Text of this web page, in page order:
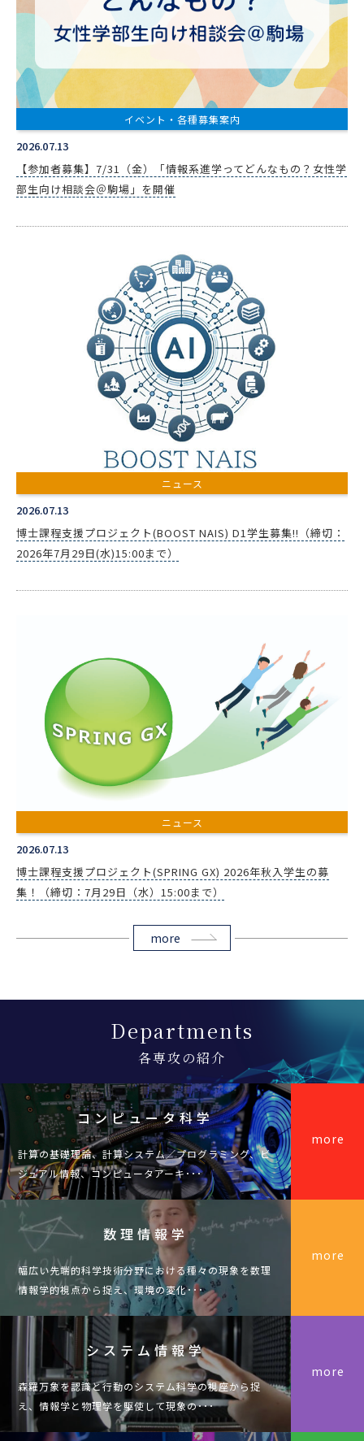
イベント・各種募集案内
2026.07.13
【参加者募集】7/31（金）「情報系進学ってどんなもの？女性学
部生向け相談会＠駒場」を開催
ニュース
2026.07.13
博士課程支援プロジェクト(BOOST NAIS) D1学生募集!!（締切：
2026年7月29日(水)15:00まで）
ニュース
2026.07.13
博士課程支援プロジェクト(SPRING GX) 2026年秋入学生の募
集！（締切：7月29日（水）15:00まで）
more
Departments
各専攻の紹介
コンピュータ科学
計算の基礎理論、計算システム／プログラミング、ビ
ジュアル情報、コンピュータアーキ･･･
more
数理情報学
幅広い先端的科学技術分野における種々の現象を数理
情報学的視点から捉え、環境の変化･･･
more
システム情報学
森羅万象を認識と行動のシステム科学の視座から捉
え、情報学と物理学を駆使して現象の･･･
more